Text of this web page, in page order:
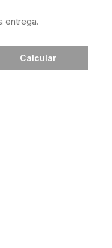
entrega.